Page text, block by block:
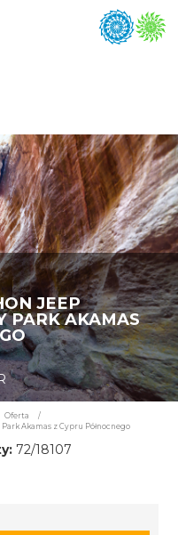
JEEP
PARK AKAMAS
Oferta
/
Akamas z Cypru Północnego
72/18107